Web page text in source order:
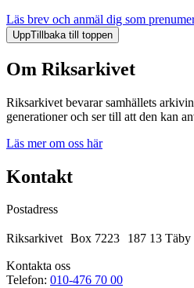
Läs brev och anmäl dig som
UppTillbaka till toppen
Om Riksarkivet
Riksarkivet bevarar samhällets
generationer och ser till att den kan
Läs mer om oss här
Kontakt
Postadress
Riksarkivet Box 7223 187 13 Täby
Kontakta oss
Telefon: 010-476 70 00